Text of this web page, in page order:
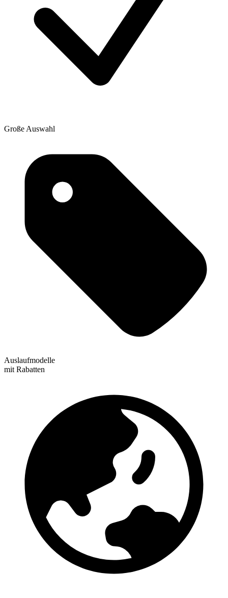
Große Auswahl
Auslaufmodelle
mit Rabatten